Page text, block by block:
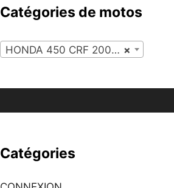
Catégories de motos
×
HONDA 450 CRF 2007 (55)
Catégories